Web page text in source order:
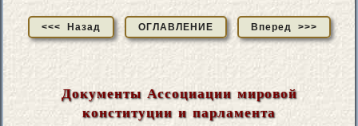
<<< Назад ОГЛАВЛЕНИЕ Вперед >>>
Документы Ассоциации мировой
конституции и парламента